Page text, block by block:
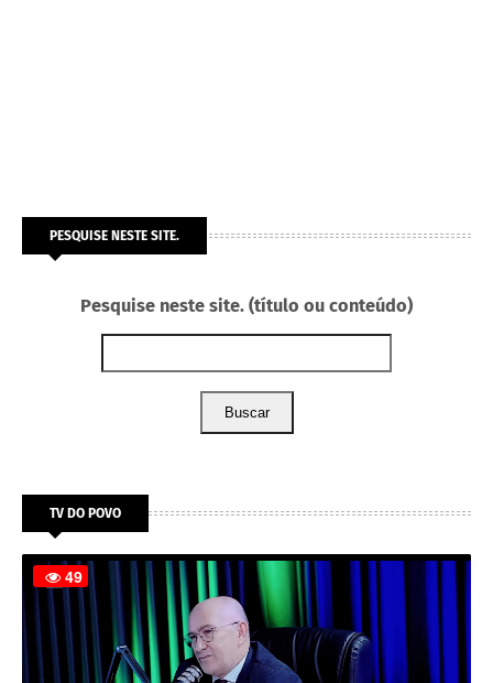
PESQUISE NESTE SITE.
Pesquise neste site. (título ou conteúdo)
Buscar
TV DO POVO